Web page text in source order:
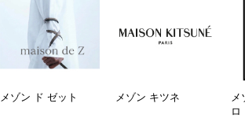
メゾン ド ゼット メゾン キツネ
メ
ロ